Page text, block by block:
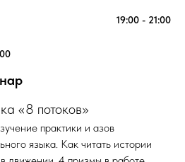
19:00 - 21:00
«8 потоков»
практики и азов
языка. Как читать истории